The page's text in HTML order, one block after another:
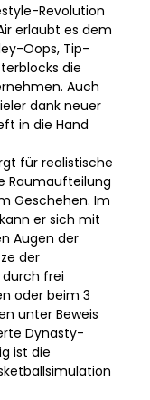
Revolution
erlaubt es dem
Oops, Tip-
die
Auch
dank neuer
in die Hand
für realistische
Raumaufteilung
Geschehen. Im
er sich mit
Augen der
der
frei
oder beim 3
unter Beweis
Dynasty-
ist die